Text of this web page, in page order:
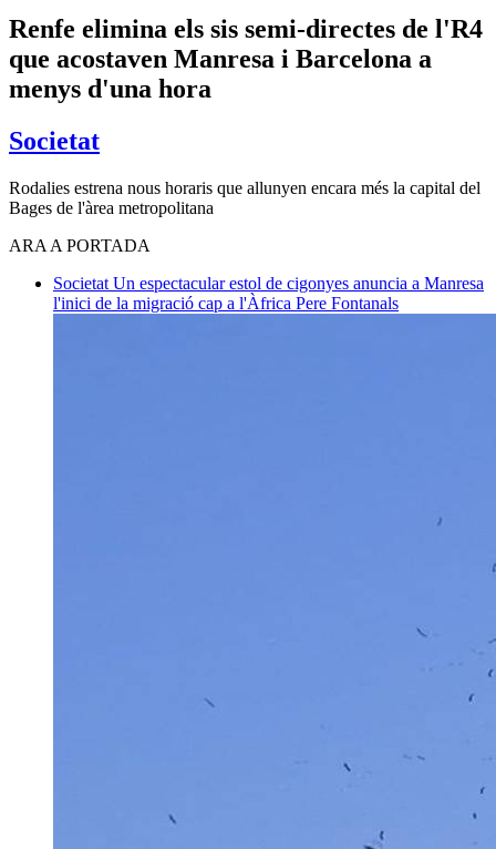
Renfe elimina els sis semi-directes de l'R4
que acostaven Manresa i Barcelona a
menys d'una hora
Societat
Rodalies estrena nous horaris que allunyen encara més la capital del
Bages de l'àrea metropolitana
ARA A PORTADA
Societat Un espectacular estol de cigonyes anuncia a Manresa
l'inici de la migració cap a l'Àfrica Pere Fontanals